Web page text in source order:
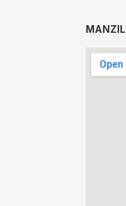
MANZIL